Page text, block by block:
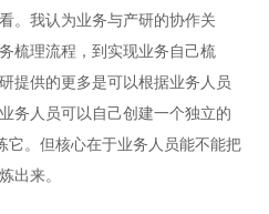
。我认为业务与产研的协作关
梳理流程，到实现业务自己梳
提供的更多是可以根据业务人员
务人员可以自己创建一个独立的
它。但核心在于业务人员能不能把
出来。